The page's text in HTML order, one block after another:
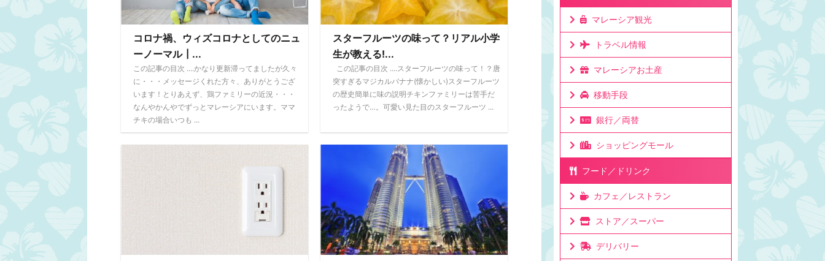
コロナ禍、ウィズコロナとしてのニュ
ーノーマル┃...
この記事の目次 ....かなり更新滞ってましたが久々
に・・・メッセージくれた方々、ありがとうござ
います！とりあえず、鶏ファミリーの近況・・・
なんやかんやでずっとマレーシアにいます。ママ
チキの場合いつも ...
スターフルーツの味って？リアル小学
生が教える!...
この記事の目次 ....スターフルーツの味って！？唐
突すぎるマジカルバナナ(懐かしい)スターフルーツ
の歴史簡単に味の説明チキンファミリーは苦手だ
ったようで…。可愛い見た目のスターフルーツ ...
マレーシア観光
トラベル情報
マレーシアお土産
移動手段
銀行／両替
ショッピングモール
フード／ドリンク
カフェ／レストラン
ストア／スーパー
デリバリー